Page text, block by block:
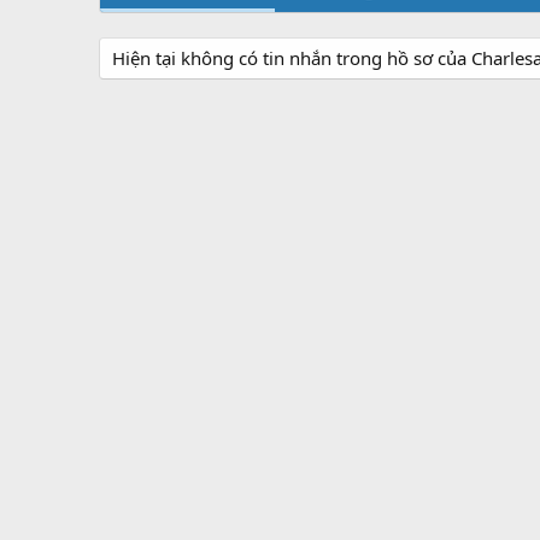
Hiện tại không có tin nhắn trong hồ sơ của